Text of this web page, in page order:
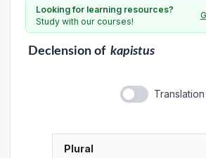
Looking for learning resources?
Study with our courses!
Declensionof kapistus
Translation
Plural